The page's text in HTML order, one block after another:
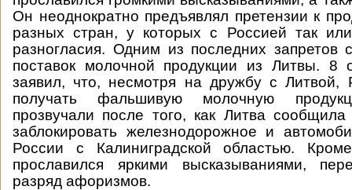
Он неоднократно предъявлял претензии к
разных стран, у которых с Россией так
разногласия. Одним из последних запретов
поставок молочной продукции из Литвы. 8
заявил, что, несмотря на дружбу с Литвой,
получать фальшивую молочную
прозвучали после того, как Литва
заблокировать железнодорожное и
России с Калиниградской областью.
прославился яркими высказываниями,
разряд афоризмов.